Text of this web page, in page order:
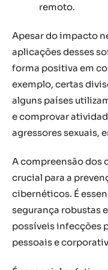
remoto.
Apesar do impacto
aplicações desses
forma positiva em
exemplo, certas
alguns países
e comprovar
agressores sexuais,
A compreensão dos
crucial para a
cibernéticos. É
segurança robustas
possíveis infecções
pessoais e